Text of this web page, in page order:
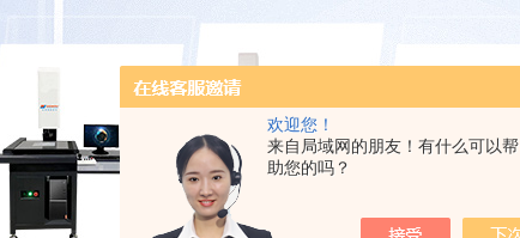
欢迎您！
来自局域网的朋友！有什么可以帮
助您的吗？